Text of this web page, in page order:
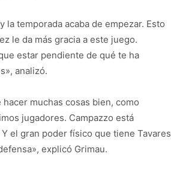
temporada acaba de empezar. Esto
le da más gracia a este juego.
estar pendiente de qué te ha
analizó.
muchas cosas bien, como
jugadores. Campazzo está
el gran poder físico que tiene Tavares
explicó Grimau.